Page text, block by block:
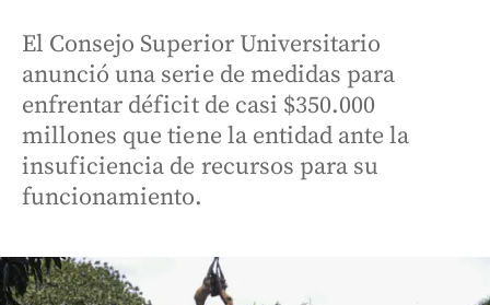
El Consejo Superior Universitario
anunció una serie de medidas para
enfrentar déficit de casi $350.000
millones que tiene la entidad ante la
insuficiencia de recursos para su
funcionamiento.